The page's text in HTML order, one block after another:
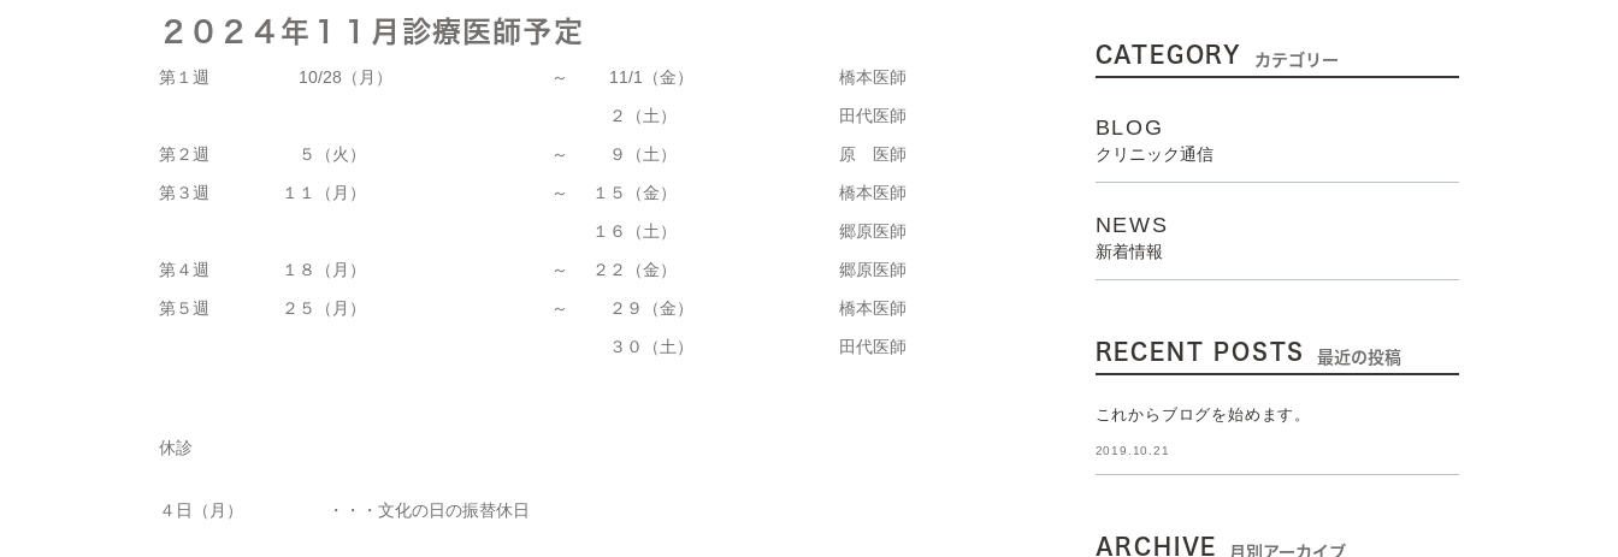
２０２４年１１月診療医師予定
第１週 10/28（月） ～ 11/1（金）
橋本医師
２（土）
田代医師
第２週
５（火） ～ ９（土）
原 医師
第３週
１１（月） ～ １５（金）
橋本医師
１６（土）
郷原医師
第４週
１８（月） ～ ２２（金）
郷原医師
第５週
２５（月） ～ ２９（金）
橋本医師
３０（土）
田代医師
休診
４日（月） ・・・文化の日の振替休日
CATEGORY カテゴリー
BLOG
クリニック通信
NEWS
新着情報
RECENT POSTS 最近の投稿
これからブログを始めます。
2019.10.21
ARCHIVE 月別アーカイブ